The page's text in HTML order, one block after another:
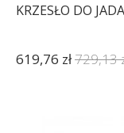
KRZESŁO DO
619,76 zł729,13